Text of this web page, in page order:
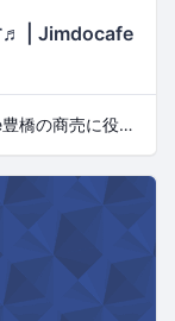
♬ | Jimdocafe
豊橋の売れる看板屋さん&Jimdocafe豊橋の商売に役立つセミナー